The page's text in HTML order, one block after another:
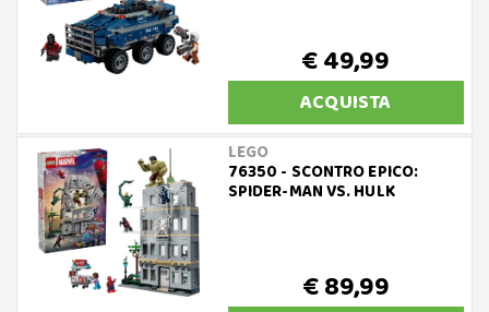
€ 49,99
ACQUISTA
LEGO
76350 - SCONTRO EPICO:
SPIDER-MAN VS. HULK
€ 89,99